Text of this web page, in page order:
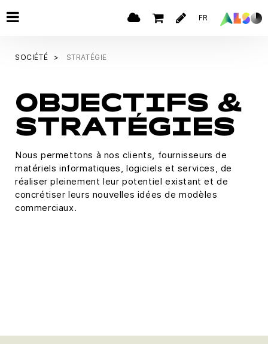
FR
SOCIÉTÉ STRATÉGIE
OBJECTIFS &
STRATÉGIES
Nous permettons à nos clients, fournisseurs de
matériels informatiques, logiciels et services, de
réaliser pleinement leur potentiel existant et de
concrétiser leurs nouvelles idées de modèles
commerciaux.